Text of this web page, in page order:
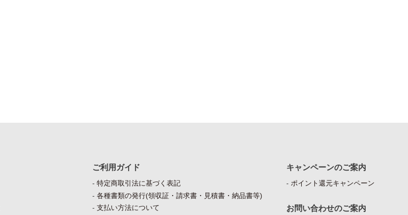
ご利用ガイド
特定商取引法に基づく表記
各種書類の発行(領収証・請求書・見積書・納品書等)
支払い方法について
キャンペーンのご案内
ポイント還元キャンペーン
お問い合わせのご案内